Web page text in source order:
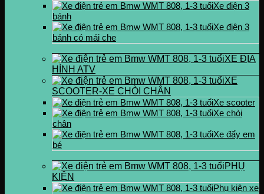
Xe điện 3
bánh
Xe điện 3
bánh có mái che
XE ĐỊA
HÌNH ATV
XE
SCOOTER-XE CHÒI CHÂN
Xe scooter
Xe chòi
chân
Xe đẩy em
bé
PHỤ
KIỆN
Phụ kiện xe